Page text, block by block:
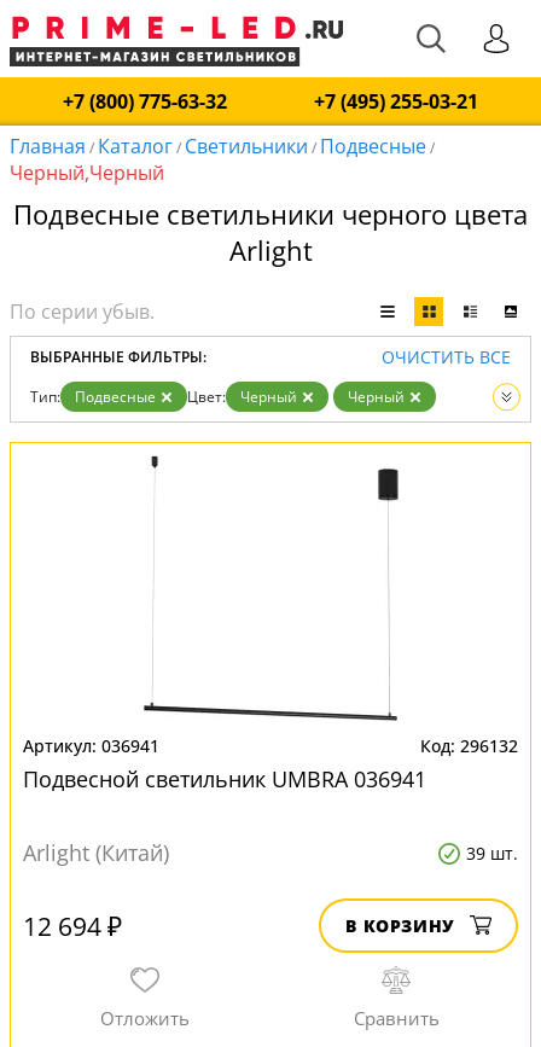
+7 (800) 775-63-32
+7 (495) 255-03-21
Главная / Каталог/ Светильники / Подвесные/
Черный,Черный
Подвесные светильники черного цвета
Arlight
ВЫБРАННЫЕ ФИЛЬТРЫ: ОЧИСТИТЬ ВСЕ
Тип: Подвесные Цвет: Черный
Черный
Вид:
Светильники
036941 296132
Подвесной светильник UMBRA 036941
Arlight (Китай) 39 шт.
12 694 ₽ В КОРЗИНУ